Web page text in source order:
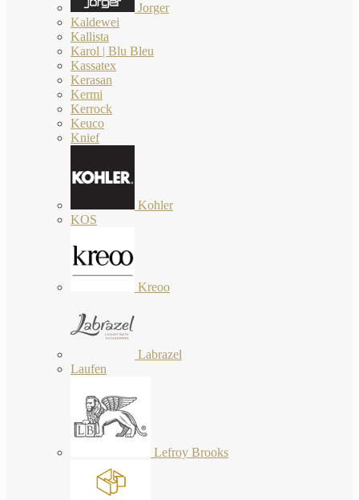
Jorger
Kaldewei
Kallista
Karol | Blu Bleu
Kassatex
Kerasan
Kermi
Kerrock
Keuco
Knief
Kohler
KOS
Kreoo
Labrazel
Laufen
Lefroy Brooks